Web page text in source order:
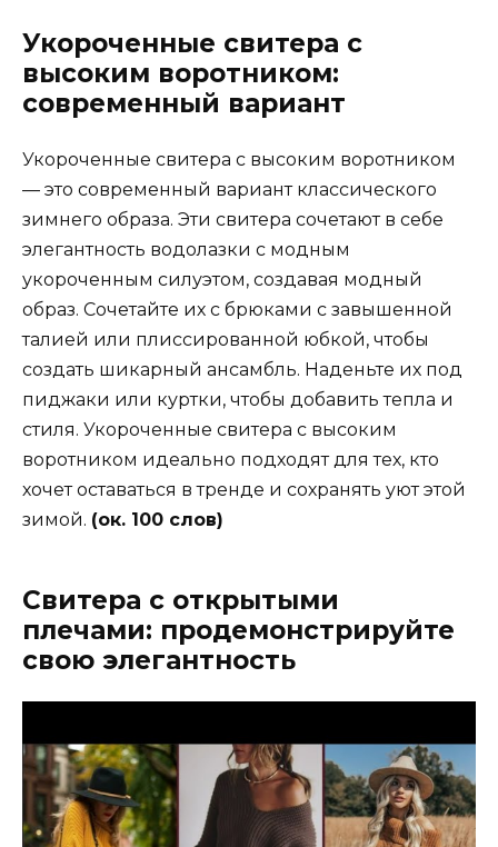
Укороченные свитера с
высоким воротником:
современный вариант
Укороченные свитера с высоким воротником
— это современный вариант классического
зимнего образа. Эти свитера сочетают в себе
элегантность водолазки с модным
укороченным силуэтом, создавая модный
образ. Сочетайте их с брюками с завышенной
талией или плиссированной юбкой, чтобы
создать шикарный ансамбль. Наденьте их под
пиджаки или куртки, чтобы добавить тепла и
стиля. Укороченные свитера с высоким
воротником идеально подходят для тех, кто
хочет оставаться в тренде и сохранять уют этой
зимой. (ок. 100 слов)
Свитера с открытыми
плечами: продемонстрируйте
свою элегантность